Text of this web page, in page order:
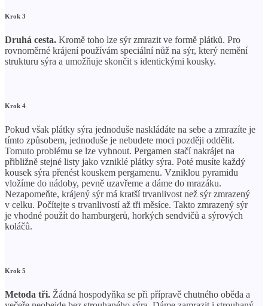
Krok 3
Druhá cesta. Kromě toho lze sýr zmrazit ve formě plátků. Pro
rovnoměrné krájení používám speciální nůž na sýr, který nemění
strukturu sýra a umožňuje skončit s identickými kousky.
Krok 4
Pokud však plátky sýra jednoduše naskládáte na sebe a zmrazíte je
tímto způsobem, jednoduše je nebudete moci později oddělit.
Tomuto problému se lze vyhnout. Pergamen stačí nakrájet na
přibližně stejné listy jako vzniklé plátky sýra. Poté musíte každý
kousek sýra přenést kouskem pergamenu. Vzniklou pyramidu
vložíme do nádoby, pevně uzavřeme a dáme do mrazáku.
Nezapomeňte, krájený sýr má kratší trvanlivost než sýr zmrazený
v celku. Počítejte s trvanlivostí až tři měsíce. Takto zmrazený sýr
je vhodné použít do hamburgerů, horkých sendvičů a sýrových
koláčů.
Krok 5
Metoda tři. Žádná hospodyňka se při přípravě chutného oběda a